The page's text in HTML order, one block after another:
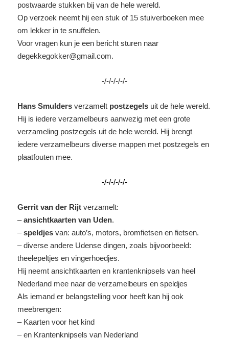
postwaarde stukken bij van de hele wereld.
Op verzoek neemt hij een stuk of 15 stuiverboeken mee
om lekker in te snuffelen.
Voor vragen kun je een bericht sturen naar
degekkegokker@gmail.com.
-/-/-/-/-/-
Hans Smulders verzamelt postzegels uit de hele wereld.
Hij is iedere verzamelbeurs aanwezig met een grote
verzameling postzegels uit de hele wereld. Hij brengt
iedere verzamelbeurs diverse mappen met postzegels en
plaatfouten mee.
-/-/-/-/-/-
Gerrit van der Rijt verzamelt:
–ansichtkaarten van Uden.
–speldjes van: auto’s, motors, bromfietsen en fietsen.
– diverse andere Udense dingen, zoals bijvoorbeeld:
theelepeltjes en vingerhoedjes.
Hij neemt ansichtkaarten en krantenknipsels van heel
Nederland mee naar de verzamelbeurs en speldjes
Als iemand er belangstelling voor heeft kan hij ook
meebrengen:
– Kaarten voor het kind
– en Krantenknipsels van Nederland